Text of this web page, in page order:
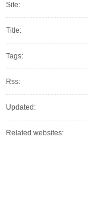
Site:
Title:
Tags:
Rss:
Updated:
Related websites: